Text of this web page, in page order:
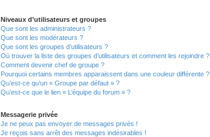
Niveaux d’utilisateurs et groupes
Que sont les administrateurs ?
Que sont les modérateurs ?
Que sont les groupes d’utilisateurs ?
Où trouver la liste des groupes d’utilisateurs et comment les rejoindre ?
Comment devenir chef de groupe ?
Pourquoi certains membres apparaissent dans une couleur différente ?
Qu’est-ce qu’un « Groupe par défaut » ?
Qu’est-ce que le lien « L’équipe du forum » ?
Messagerie privée
Je ne peux pas envoyer de messages privés !
Je reçois sans arrêt des messages indésirables !